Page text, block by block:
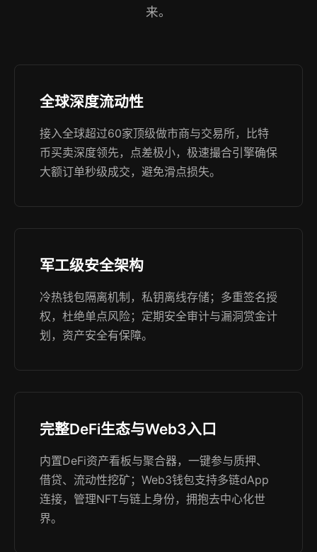
来。
全球深度流动性
接入全球超过60家顶级做市商与交易所，比特
币买卖深度领先，点差极小，极速撮合引擎确保
大额订单秒级成交，避免滑点损失。
军工级安全架构
冷热钱包隔离机制，私钥离线存储；多重签名授
权，杜绝单点风险；定期安全审计与漏洞赏金计
划，资产安全有保障。
完整DeFi生态与Web3入口
内置DeFi资产看板与聚合器，一键参与质押、
借贷、流动性挖矿；Web3钱包支持多链dApp
连接，管理NFT与链上身份，拥抱去中心化世
界。